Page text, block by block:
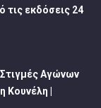
τις εκδόσεις 24
Στιγμές Αγώνων
Κουνέλη |